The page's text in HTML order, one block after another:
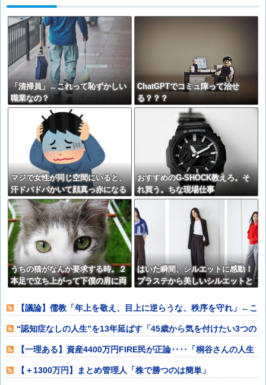
「清掃員」←これって恥ずかしい
職業なの？
ChatGPTでコミュ障って治せ
る？？？
マジで女性が同じ空間にいると、
汗ドバドバかいて顔真っ赤になる
症状の治し方教えてくれ
おすすめのG-SHOCK教えろ。そ
れ買う。ちな現場仕事
うちの猫がなんか要求する時。２
本足で立ち上がって下僕の肩に両
はいた瞬間、シルエットに感動！
プラステから美しいシルエットと
イドパンツが登場
【議論】儒教「年上を敬え、目上に逆らうな、秩序を守れ」←こ
れが東アジアに
“認知症なしの人生”を13年延ばす「45歳から気を付けたい3つの
こと」
【一理ある】資産4400万円FIRE民が正論‥‥「桐谷さんの人生
後悔して
【＋1300万円】まとめ管理人「株で勝つのは簡単」